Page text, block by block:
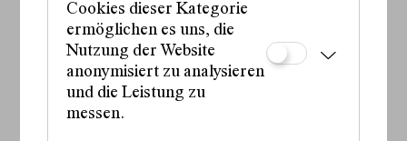
Fördergeber:innen:
Partner:in:
Cookies dieser Kategorie
ermöglichen es uns, die
Nutzung der Website
anonymisiert zu analysieren
und die Leistung zu
messen.